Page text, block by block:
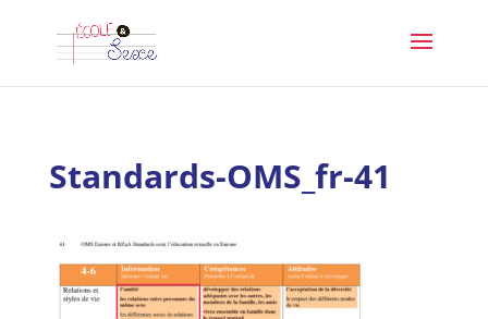
Standards-OMS_fr-41